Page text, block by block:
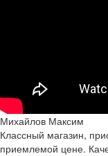
Михайлов Максим
Классный магазин,
приемлемой цене.